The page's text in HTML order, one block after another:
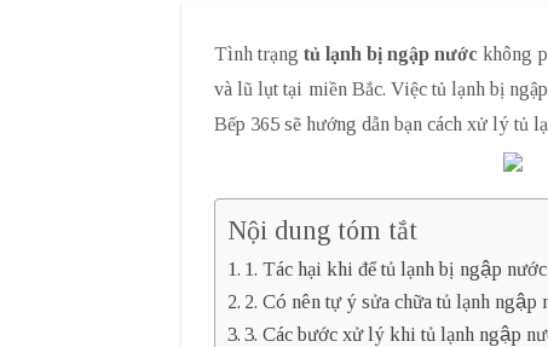
Tình trạngtủ lạnh bị ngập nước không
và lũ lụt tại miền Bắc. Việc tủ lạnh bị
Bếp 365 sẽ hướng dẫn bạn cách xử lý tủ
Nội dung tóm tắt
1. Tác hại khi để tủ lạnh bị ngập nước
2. Có nên tự ý sửa chữa tủ lạnh ngập
3. Các bước xử lý khi tủ lạnh ngập